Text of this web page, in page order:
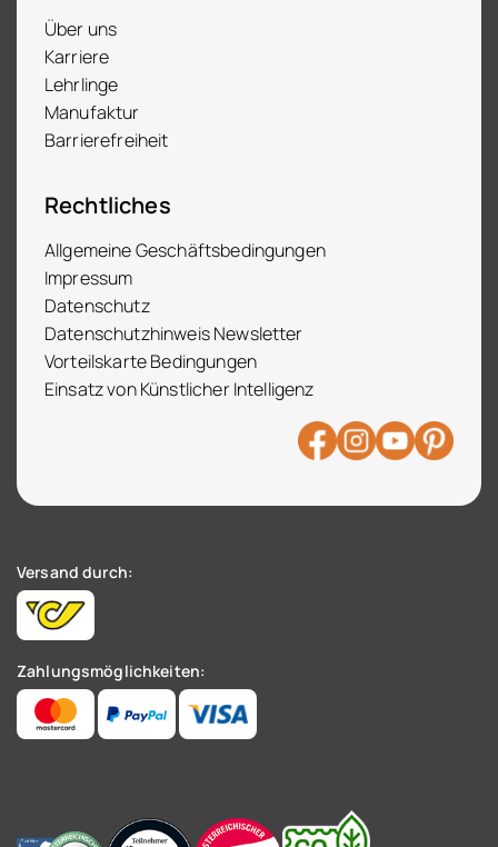
Über uns
Karriere
Lehrlinge
Manufaktur
Barrierefreiheit
Rechtliches
Allgemeine Geschäftsbedingungen
Impressum
Datenschutz
Datenschutzhinweis Newsletter
Vorteilskarte Bedingungen
Einsatz von Künstlicher Intelligenz
Versand durch:
Zahlungsmöglichkeiten: